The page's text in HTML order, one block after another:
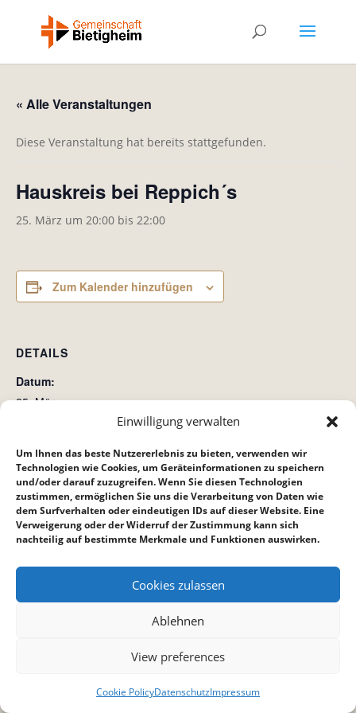
Einwilligung verwalten
Um Ihnen das beste Nutzererlebnis zu bieten, verwenden wir
Technologien wie Cookies, um Geräteinformationen zu speichern
und/oder darauf zuzugreifen. Wenn Sie diesen Technologien
zustimmen, ermöglichen Sie uns die Verarbeitung von Daten wie
dem Surfverhalten oder eindeutigen IDs auf dieser Website. Eine
Verweigerung oder der Widerruf der Zustimmung kann sich
nachteilig auf bestimmte Merkmale und Funktionen auswirken.
Cookies zulassen
Ablehnen
View preferences
Cookie PolicyDatenschutzImpressum
« Alle Veranstaltungen
Diese Veranstaltung hat bereits stattgefunden.
Hauskreis bei Reppich´s
25. März um 20:00 bis 22:00
Zum Kalender hinzufügen
DETAILS
Datum:
25. März
Kinderstunde Bibelstunde Bietigheim